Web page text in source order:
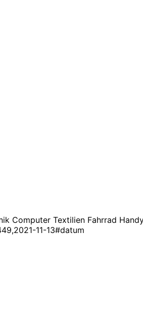
Computer Textilien Fahrrad
11-13#datum